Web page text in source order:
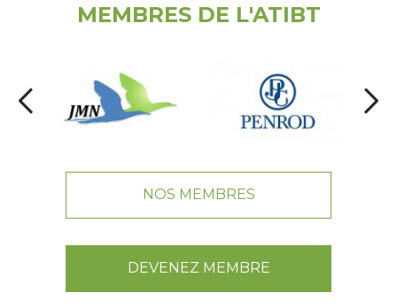
MEMBRES DE L'ATIBT
NOS MEMBRES
DEVENEZ MEMBRE